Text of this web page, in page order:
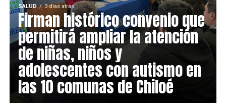
SALUD 3 días atrás
Firman histórico convenio que
permitirá ampliar la atención
de niñas, niños y
adolescentes con autismo en
las 10 comunas de Chiloé